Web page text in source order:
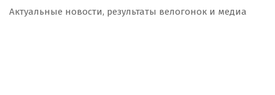
Актуальные новости, результаты велогонок и медиа